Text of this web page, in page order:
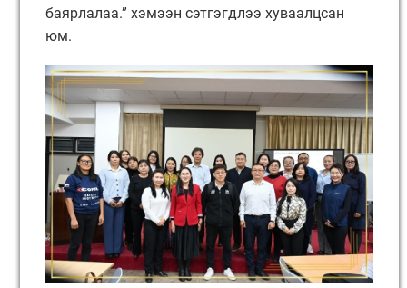
баярлалаа.” хэмээн сэтгэгдлээ хуваалцсан
юм.